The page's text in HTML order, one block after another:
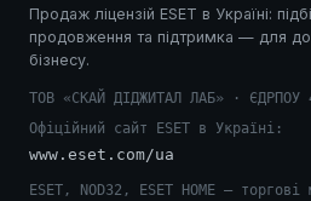
Продаж ліцензій ESET в Україні:
продовження та підтримка — для
бізнесу.
ТОВ «СКАЙ ДІДЖИТАЛ ЛАБ» · ЄДРПОУ
Офіційний сайт ESET в Україні:
www.eset.com/ua
ESET, NOD32, ESET HOME —